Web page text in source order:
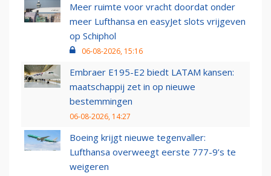
Meer ruimte voor vracht doordat onder
meer Lufthansa en easyJet slots vrijgeven
op Schiphol
06-08-2026, 15:16
Embraer E195-E2 biedt LATAM kansen:
maatschappij zet in op nieuwe
bestemmingen
06-08-2026, 14:27
Boeing krijgt nieuwe tegenvaller:
Lufthansa overweegt eerste 777-9’s te
weigeren